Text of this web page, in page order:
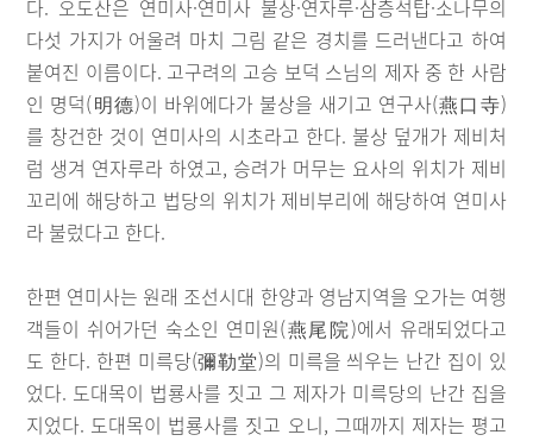
다. 오도산은 연미사·연미사 불상·연자루·삼층석탑·소나무의
다섯 가지가 어울려 마치 그림 같은 경치를 드러낸다고 하여
붙여진 이름이다. 고구려의 고승 보덕 스님의 제자 중 한 사람
인 명덕(明德)이 바위에다가 불상을 새기고 연구사(燕口寺)
를 창건한 것이 연미사의 시초라고 한다. 불상 덮개가 제비처
럼 생겨 연자루라 하였고, 승려가 머무는 요사의 위치가 제비
꼬리에 해당하고 법당의 위치가 제비부리에 해당하여 연미사
라 불렀다고 한다.
한편 연미사는 원래 조선시대 한양과 영남지역을 오가는 여행
객들이 쉬어가던 숙소인 연미원(燕尾院)에서 유래되었다고
도 한다. 한편 미륵당(彌勒堂)의 미륵을 씌우는 난간 집이 있
었다. 도대목이 법룡사를 짓고 그 제자가 미륵당의 난간 집을
지었다. 도대목이 법룡사를 짓고 오니, 그때까지 제자는 평고